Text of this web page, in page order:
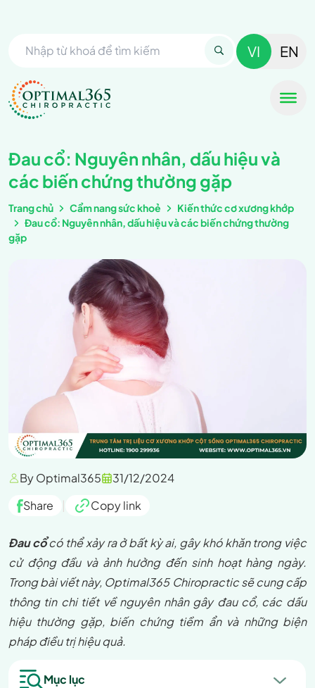
VI EN
Đau cổ: Nguyên nhân, dấu hiệu và
các biến chứng thường gặp
Trang chủ Cẩm nang sức khoẻ
Kiến thức cơ xương khớp
Đau cổ: Nguyên nhân, dấu hiệu và các biến chứng thường
gặp
By Optimal365
31/12/2024
Share
Copy link
Đau cổcó thể xảy ra ở bất kỳ ai, gây khó khăn trong việc
cử động đầu và ảnh hưởng đến sinh hoạt hàng ngày.
Trong bài viết này, Optimal365 Chiropractic sẽ cung cấp
thông tin chi tiết về nguyên nhân gây đau cổ, các dấu
hiệu thường gặp, biến chứng tiềm ẩn và những biện
pháp điều trị hiệu quả.
Mục lục